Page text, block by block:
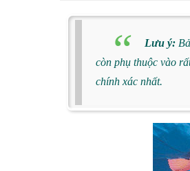
Lưu ý:
còn phụ thuộc vào
chính xác nhất.